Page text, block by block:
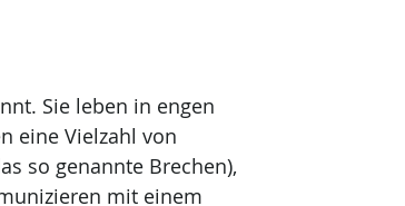
Sie leben in engen
eine Vielzahl von
so genannte Brechen),
mit einem